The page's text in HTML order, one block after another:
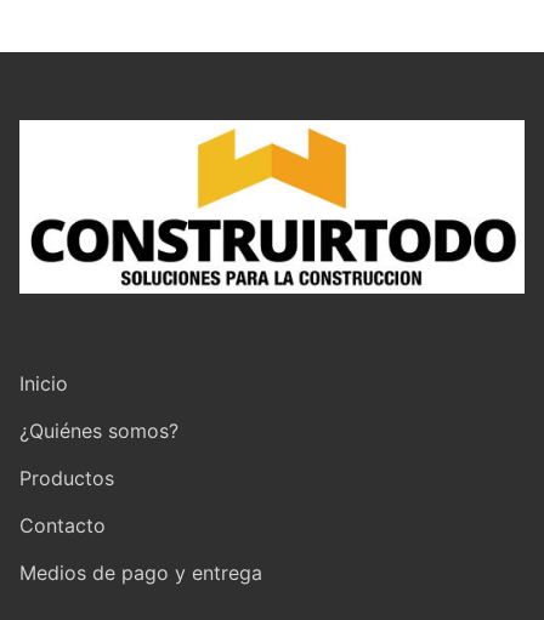
Inicio
¿Quiénes somos?
Productos
Contacto
Medios de pago y entrega